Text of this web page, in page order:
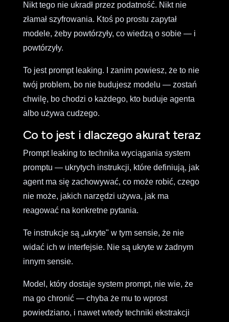
Nikt tego nie ukradł przez podatność. Nikt nie
złamał szyfrowania. Ktoś po prostu zapytał
modele, żeby powtórzyły, co wiedzą o sobie — i
powtórzyły.
To jest prompt leaking. I zanim powiesz, że to nie
twój problem, bo nie budujesz modelu — zostań
chwilę, bo chodzi o każdego, kto buduje agenta
albo używa cudzego.
Co to jest i dlaczego akurat teraz
Prompt leaking to technika wyciągania system
promptu — ukrytych instrukcji, które definiują, jak
agent ma się zachowywać, co może robić, czego
nie może, jakich narzędzi używa, jak ma
reagować na konkretne pytania.
Te instrukcje są „ukryte" w tym sensie, że nie
widać ich w interfejsie. Nie są ukryte w żadnym
innym sensie.
Model, który dostaje system prompt, nie wie, że
ma go chronić — chyba że mu to wprost
powiedziano, i nawet wtedy techniki ekstrakcji